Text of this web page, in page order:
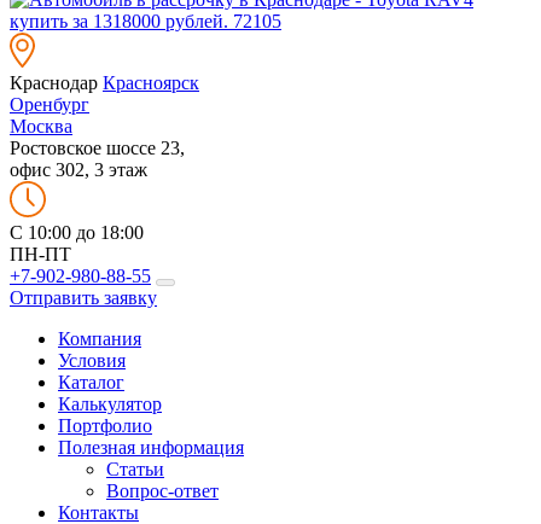
Краснодар Красноярск
Оренбург
Москва
Ростовское шоссе 23,
офис 302, 3 этаж
C 10:00 до 18:00
ПН-ПТ
+7-902-980-88-55
Отправить заявку
Компания
Условия
Каталог
Калькулятор
Портфолио
Полезная информация
Статьи
Вопрос-ответ
Контакты